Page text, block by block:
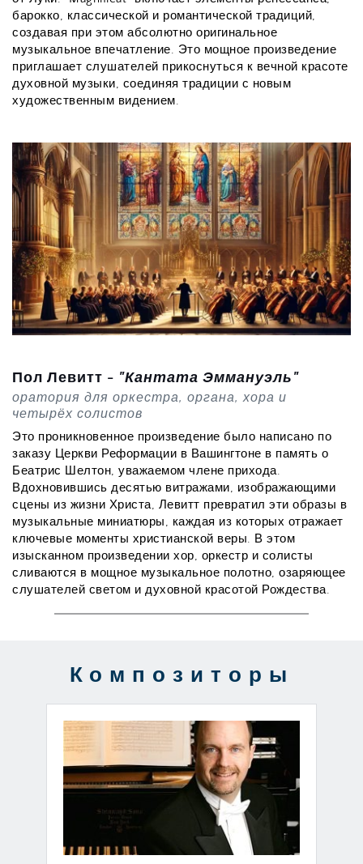
барокко, классической и романтической традиций,
создавая при этом абсолютно оригинальное
музыкальное впечатление. Это мощное произведение
приглашает слушателей прикоснуться к вечной красоте
духовной музыки, соединяя традиции с новым
художественным видением.
Пол Левитт - "Кантата Эммануэль"
оратория для оркестра, органа, хора и
четырёх солистов
Это проникновенное произведение было написано по
заказу Церкви Реформации в Вашингтоне в память о
Беатрис Шелтон, уважаемом члене прихода.
Вдохновившись десятью витражами, изображающими
сцены из жизни Христа, Левитт превратил эти образы в
музыкальные миниатюры, каждая из которых отражает
ключевые моменты христианской веры. В этом
изысканном произведении хор, оркестр и солисты
сливаются в мощное музыкальное полотно, озаряющее
слушателей светом и духовной красотой Рождества.
Композиторы